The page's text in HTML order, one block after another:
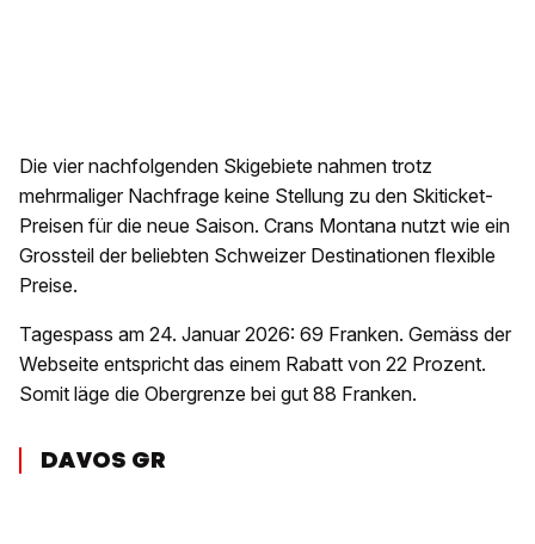
Die vier nachfolgenden Skigebiete nahmen trotz
mehrmaliger Nachfrage keine Stellung zu den Skiticket-
Preisen für die neue Saison. Crans Montana nutzt wie ein
Grossteil der beliebten Schweizer Destinationen flexible
Preise.
Tagespass am 24. Januar 2026: 69 Franken. Gemäss der
Webseite entspricht das einem Rabatt von 22 Prozent.
Somit läge die Obergrenze bei gut 88 Franken.
DAVOS GR